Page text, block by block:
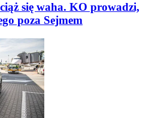
się waha. KO prowadzi,
poza Sejmem